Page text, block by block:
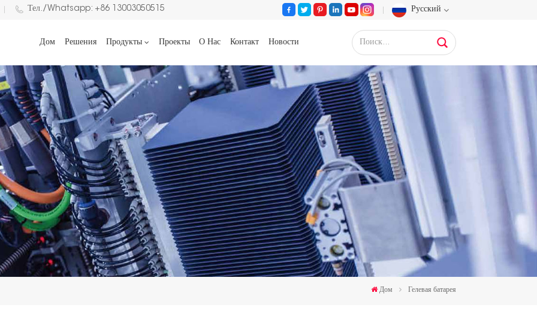
Тел./Whatsapp: +86 13003050515 Русский
English
Français
Deutsch
Русский
Español
Português
日语
한국인
Дом Решения Продукты Проекты О Нас Контакт Новости
Дом Гелевая батарея